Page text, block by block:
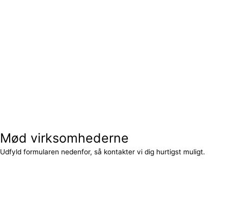
Mød virksomhederne
Udfyld formularen nedenfor, så kontakter vi dig hurtigst muligt.